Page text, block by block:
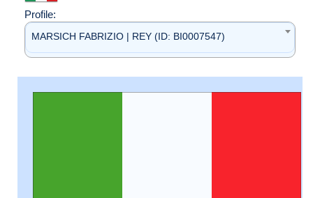
Profile:
MARSICH FABRIZIO | REY (ID: BI0007547)